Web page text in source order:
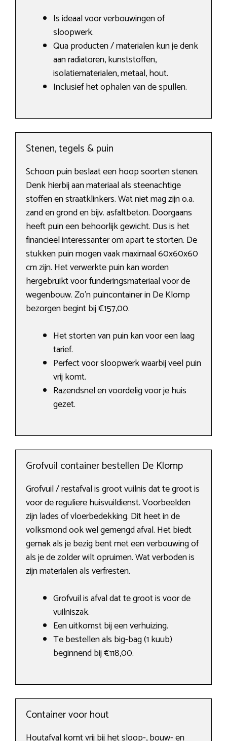
Is ideaal voor verbouwingen of
sloopwerk.
Qua producten / materialen kun je denk
aan radiatoren, kunststoffen,
isolatiematerialen, metaal, hout.
Inclusief het ophalen van de spullen.
Stenen, tegels & puin
Schoon puin beslaat een hoop soorten stenen.
Denk hierbij aan materiaal als steenachtige
stoffen en straatklinkers. Wat niet mag zijn o.a.
zand en grond en bijv. asfaltbeton. Doorgaans
heeft puin een behoorlijk gewicht. Dus is het
financieel interessanter om apart te storten. De
stukken puin mogen vaak maximaal 60x60x60
cm zijn. Het verwerkte puin kan worden
hergebruikt voor funderingsmateriaal voor de
wegenbouw. Zo’n puincontainer in De Klomp
bezorgen begint bij €157,00.
Het storten van puin kan voor een laag
tarief.
Perfect voor sloopwerk waarbij veel puin
vrij komt.
Razendsnel en voordelig voor je huis
gezet.
Grofvuil container bestellen De Klomp
Grofvuil / restafval is groot vuilnis dat te groot is
voor de reguliere huisvuildienst. Voorbeelden
zijn lades of vloerbedekking. Dit heet in de
volksmond ook wel gemengd afval. Het biedt
gemak als je bezig bent met een verbouwing of
als je de zolder wilt opruimen. Wat verboden is
zijn materialen als verfresten.
Grofvuil is afval dat te groot is voor de
vuilniszak.
Een uitkomst bij een verhuizing.
Te bestellen als big-bag (1 kuub)
beginnend bij €118,00.
Container voor hout